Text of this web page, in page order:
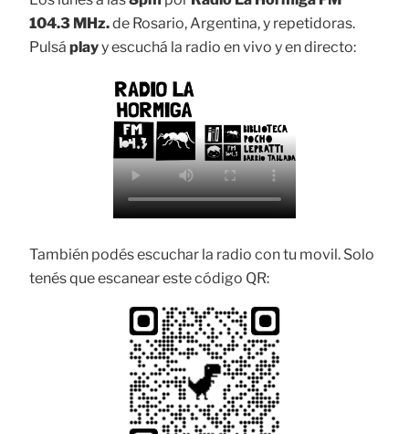
104.3 MHz.de Rosario, Argentina, y repetidoras.
Pulsá playy escuchá la radio en vivo y en directo:
También podés escuchar la radio con tu movil. Solo
tenés que escanear este código QR: